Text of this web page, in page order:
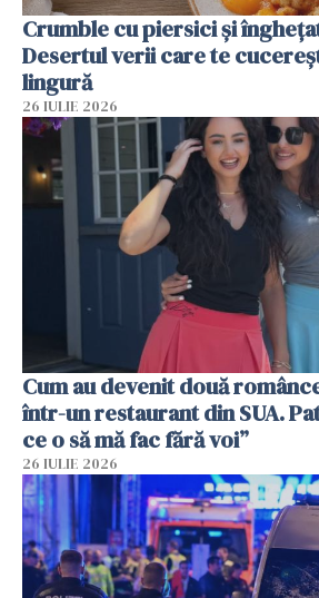
Crumble cu piersici și
Desertul verii care te
lingură
26 IULIE 2026
Cum au devenit două
într-un restaurant din SUA.
ce o să mă fac fără voi”
26 IULIE 2026